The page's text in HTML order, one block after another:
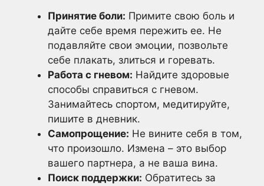
Принятие боли: Примите свою боль и
дайте себе время пережить ее. Не
подавляйте свои эмоции, позвольте
себе плакать, злиться и горевать.
Работа с гневом: Найдите здоровые
способы справиться с гневом.
Занимайтесь спортом, медитируйте,
пишите в дневник.
Самопрощение: Не вините себя в том,
что произошло. Измена – это выбор
вашего партнера, а не ваша вина.
Поиск поддержки: Обратитесь за